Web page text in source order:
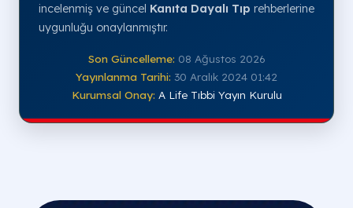
incelenmiş ve güncel Kanıta Dayalı Tıp rehberlerine
uygunluğu onaylanmıştır.
Son Güncelleme: 08 Ağustos 2026
Yayınlanma Tarihi: 30 Aralık 2024 01:42
Kurumsal Onay: A Life Tıbbi Yayın Kurulu